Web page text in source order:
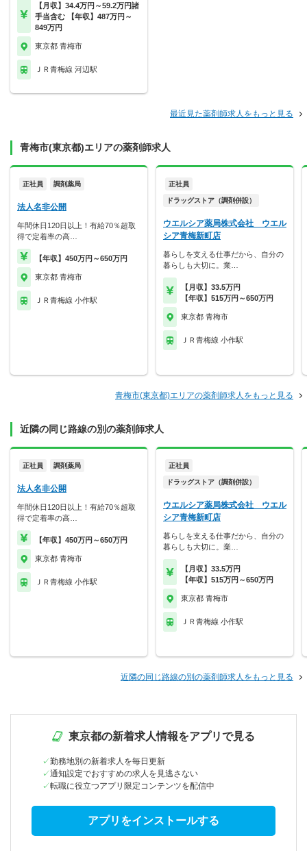
【月収】34.4万円～59.2万円諸
手当含む 【年収】487万円～
849万円
東京都 青梅市
ＪＲ青梅線 河辺駅
最近見た薬剤師求人をもっと見る
青梅市(東京都)エリアの薬剤師求人
正社員 調剤薬局
法人名非公開
年間休日120日以上！有給70％超取
得で定着率の高…
【年収】450万円～650万円
東京都 青梅市
ＪＲ青梅線 小作駅
正社員
ドラッグストア（調剤併設）
ウエルシア薬局株式会社 ウエル
シア青梅新町店
暮らしを支える仕事だから、自分の
暮らしも大切に。業…
【月収】33.5万円
【年収】515万円～650万円
東京都 青梅市
ＪＲ青梅線 小作駅
青梅市(東京都)エリアの薬剤師求人をもっと見る
近隣の同じ路線の別の薬剤師求人
正社員 調剤薬局
法人名非公開
年間休日120日以上！有給70％超取
得で定着率の高…
【年収】450万円～650万円
東京都 青梅市
ＪＲ青梅線 小作駅
正社員
ドラッグストア（調剤併設）
ウエルシア薬局株式会社 ウエル
シア青梅新町店
暮らしを支える仕事だから、自分の
暮らしも大切に。業…
【月収】33.5万円
【年収】515万円～650万円
東京都 青梅市
ＪＲ青梅線 小作駅
近隣の同じ路線の別の薬剤師求人をもっと見る
東京都の新着求人情報をアプリで見る
勤務地別の新着求人を毎日更新
通知設定でおすすめの求人を見逃さない
転職に役立つアプリ限定コンテンツを配信中
アプリをインストールする